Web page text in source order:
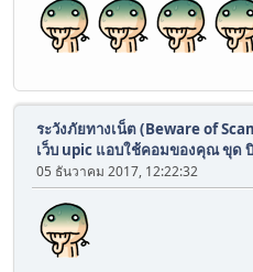
ระวังภัยทางเน็ต (Beware of
เว็บ upic แอบใช้คอมของคุณ ขุด
05 ธันวาคม 2017, 12:22:32